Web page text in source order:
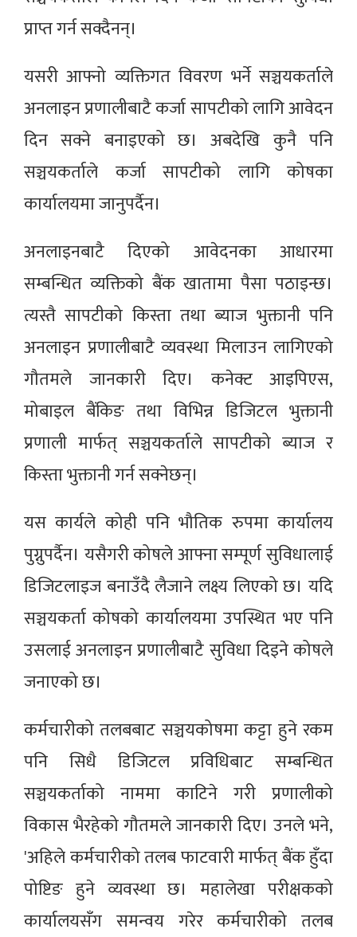
प्राप्त गर्न सक्दैनन्।
यसरी आफ्नो व्यक्तिगत विवरण भर्ने सञ्चयकर्ताले
अनलाइन प्रणालीबाटै कर्जा सापटीको लागि आवेदन
दिन सक्ने बनाइएको छ। अबदेखि कुनै पनि
सञ्चयकर्ताले कर्जा सापटीको लागि कोषका
कार्यालयमा जानुपर्दैन।
अनलाइनबाटै दिएको आवेदनका आधारमा
सम्बन्धित व्यक्तिको बैंक खातामा पैसा पठाइन्छ।
त्यस्तै सापटीको किस्ता तथा ब्याज भुक्तानी पनि
अनलाइन प्रणालीबाटै व्यवस्था मिलाउन लागिएको
गौतमले जानकारी दिए। कनेक्ट आइपिएस,
मोबाइल बैंकिङ तथा विभिन्न डिजिटल भुक्तानी
प्रणाली मार्फत् सञ्चयकर्ताले सापटीको ब्याज र
किस्ता भुक्तानी गर्न सक्नेछन्।
यस कार्यले कोही पनि भौतिक रुपमा कार्यालय
पुग्नुपर्दैन। यसैगरी कोषले आफ्ना सम्पूर्ण सुविधालाई
डिजिटलाइज बनाउँदै लैजाने लक्ष्य लिएको छ। यदि
सञ्चयकर्ता कोषको कार्यालयमा उपस्थित भए पनि
उसलाई अनलाइन प्रणालीबाटै सुविधा दिइने कोषले
जनाएको छ।
कर्मचारीको तलबबाट सञ्चयकोषमा कट्टा हुने रकम
पनि सिधै डिजिटल प्रविधिबाट सम्बन्धित
सञ्चयकर्ताको नाममा काटिने गरी प्रणालीको
विकास भैरहेको गौतमले जानकारी दिए। उनले भने‚
'अहिले कर्मचारीको तलब फाटवारी मार्फत् बैंक हुँदा
पोष्टिङ हुने व्यवस्था छ। महालेखा परीक्षकको
कार्यालयसँग समन्वय गरेर कर्मचारीको तलब